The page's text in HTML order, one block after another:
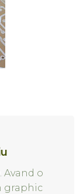
Avand o
graphic